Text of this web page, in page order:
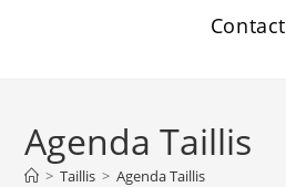
Contact
Agenda Taillis
> Taillis > Agenda Taillis